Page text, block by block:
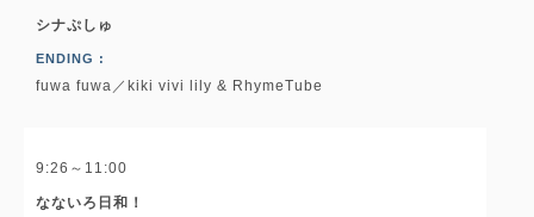
シナぷしゅ
ENDING :
fuwa fuwa／kiki vivi lily & RhymeTube
9:26～11:00
なないろ日和！